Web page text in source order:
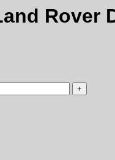
Rover